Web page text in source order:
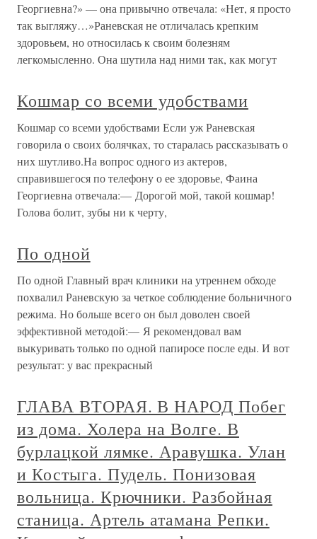
Георгиевна?» — она привычно отвечала: «Нет, я просто
так выгляжу…»Раневская не отличалась крепким
здоровьем, но относилась к своим болезням
легкомысленно. Она шутила над ними так, как могут
Кошмар со всеми удобствами
Кошмар со всеми удобствами Если уж Раневская
говорила о своих болячках, то старалась рассказывать о
них шутливо.На вопрос одного из актеров,
справившегося по телефону о ее здоровье, Фаина
Георгиевна отвечала:— Дорогой мой, такой кошмар!
Голова болит, зубы ни к черту,
По одной
По одной Главный врач клиники на утреннем обходе
похвалил Раневскую за четкое соблюдение больничного
режима. Но больше всего он был доволен своей
эффективной методой:— Я рекомендовал вам
выкуривать только по одной папиросе после еды. И вот
результат: у вас прекрасный
ГЛАВА ВТОРАЯ. В НАРОД Побег
из дома. Холера на Волге. В
бурлацкой лямке. Аравушка. Улан
и Костыга. Пудель. Понизовая
вольница. Крючники. Разбойная
станица. Артель атамана Репки.